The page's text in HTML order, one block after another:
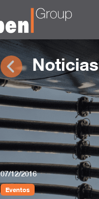
Noticias
07/12/2016
Eventos